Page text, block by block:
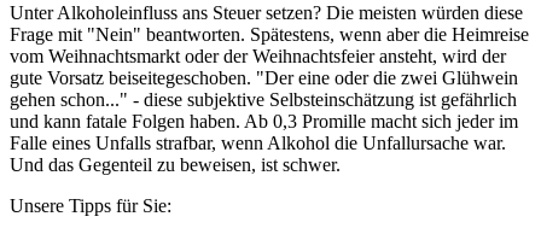
Unter Alkoholeinfluss ans Steuer setzen? Die meisten würden diese
Frage mit "Nein" beantworten. Spätestens, wenn aber die Heimreise
vom Weihnachtsmarkt oder der Weihnachtsfeier ansteht, wird der
gute Vorsatz beiseitegeschoben. "Der eine oder die zwei Glühwein
gehen schon..." - diese subjektive Selbsteinschätzung ist gefährlich
und kann fatale Folgen haben. Ab 0,3 Promille macht sich jeder im
Falle eines Unfalls strafbar, wenn Alkohol die Unfallursache war.
Und das Gegenteil zu beweisen, ist schwer.
Unsere Tipps für Sie: